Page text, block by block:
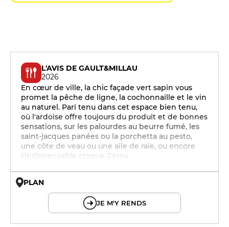
L'AVIS DE GAULT&MILLAU
2026
En cœur de ville, la chic façade vert sapin vous
promet la pêche de ligne, la cochonnaille et le vin
au naturel. Pari tenu dans cet espace bien tenu,
où l'ardoise offre toujours du produit et de bonnes
sensations, sur les palourdes au beurre fumé, les
saint-jacques panées ou la porchetta au pesto,
une côte de veau ou une aile de raie, ou encore
l'indispensable croque Zazou.
PLAN
JE M'Y RENDS